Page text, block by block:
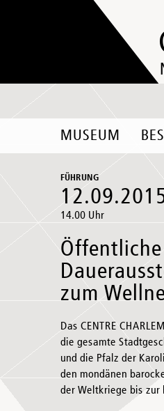
MUSEUM
FÜHRUNG
14.00 Uhr
zum
Das CENTRE
die gesamte
und die Pfalz der
den mondänen
der Weltkriege bis zur